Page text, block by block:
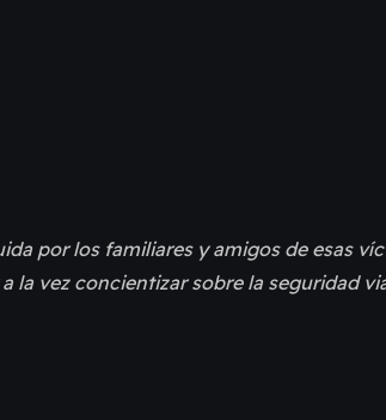
por los familiares y amigos de esas
la vez concientizar sobre la seguridad